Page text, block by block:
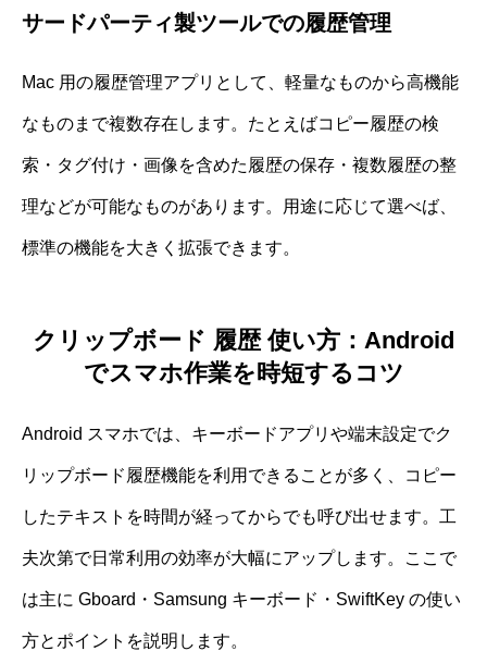
サードパーティ製ツールでの履歴管理
Mac 用の履歴管理アプリとして、軽量なものから高機能
なものまで複数存在します。たとえばコピー履歴の検
索・タグ付け・画像を含めた履歴の保存・複数履歴の整
理などが可能なものがあります。用途に応じて選べば、
標準の機能を大きく拡張できます。
クリップボード 履歴 使い方：Android
でスマホ作業を時短するコツ
Android スマホでは、キーボードアプリや端末設定でク
リップボード履歴機能を利用できることが多く、コピー
したテキストを時間が経ってからでも呼び出せます。工
夫次第で日常利用の効率が大幅にアップします。ここで
は主に Gboard・Samsung キーボード・SwiftKey の使い
方とポイントを説明します。